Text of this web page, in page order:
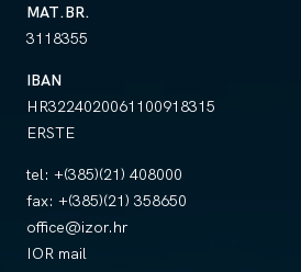
MAT.BR.
3118355
IBAN
HR3224020061100918315
ERSTE
tel: +(385)(21) 408000
fax: +(385)(21) 358650
office@izor.hr
IOR mail